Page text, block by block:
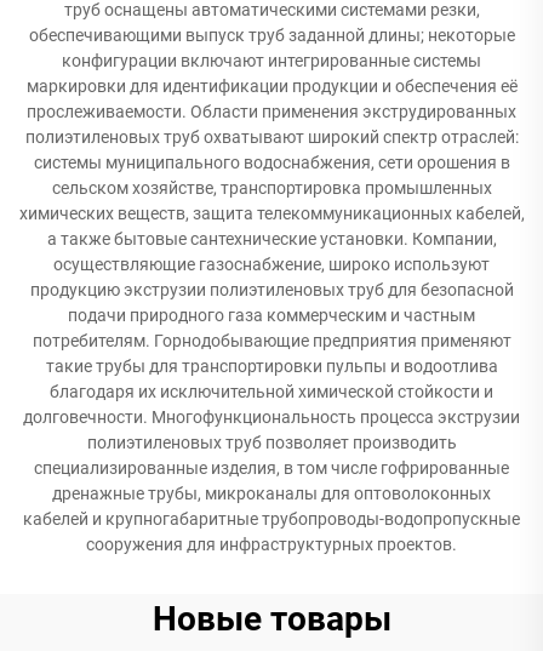
труб оснащены автоматическими системами резки,
обеспечивающими выпуск труб заданной длины; некоторые
конфигурации включают интегрированные системы
маркировки для идентификации продукции и обеспечения её
прослеживаемости. Области применения экструдированных
полиэтиленовых труб охватывают широкий спектр отраслей:
системы муниципального водоснабжения, сети орошения в
сельском хозяйстве, транспортировка промышленных
химических веществ, защита телекоммуникационных кабелей,
а также бытовые сантехнические установки. Компании,
осуществляющие газоснабжение, широко используют
продукцию экструзии полиэтиленовых труб для безопасной
подачи природного газа коммерческим и частным
потребителям. Горнодобывающие предприятия применяют
такие трубы для транспортировки пульпы и водоотлива
благодаря их исключительной химической стойкости и
долговечности. Многофункциональность процесса экструзии
полиэтиленовых труб позволяет производить
специализированные изделия, в том числе гофрированные
дренажные трубы, микроканалы для оптоволоконных
кабелей и крупногабаритные трубопроводы-водопропускные
сооружения для инфраструктурных проектов.
Новые товары